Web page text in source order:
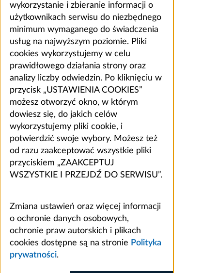
wykorzystanie i zbieranie informacji o
użytkownikach serwisu do niezbędnego
minimum wymaganego do świadczenia
usług na najwyższym poziomie. Pliki
cookies wykorzystujemy w celu
prawidłowego działania strony oraz
analizy liczby odwiedzin. Po kliknięciu w
przycisk „USTAWIENIA COOKIES”
możesz otworzyć okno, w którym
dowiesz się, do jakich celów
wykorzystujemy pliki cookie, i
potwierdzić swoje wybory. Możesz też
od razu zaakceptować wszystkie pliki
przyciskiem „ZAAKCEPTUJ
WSZYSTKIE I PRZEJDŹ DO SERWISU”.
Zmiana ustawień oraz więcej informacji
o ochronie danych osobowych,
ochronie praw autorskich i plikach
cookies dostępne są na stronie Polityka
prywatności.